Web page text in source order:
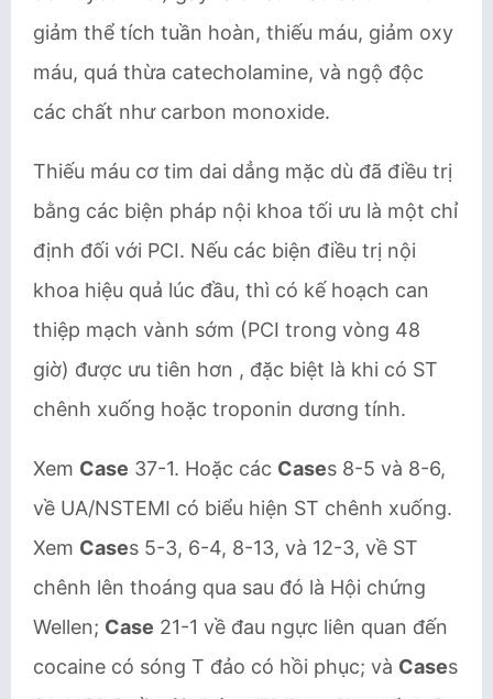
giảm thể tích tuần hoàn, thiếu máu, giảm oxy
máu, quá thừa catecholamine, và ngộ độc
các chất như carbon monoxide.
Thiếu máu cơ tim dai dẳng mặc dù đã điều trị
bằng các biện pháp nội khoa tối ưu là một chỉ
định đối với PCI. Nếu các biện điều trị nội
khoa hiệu quả lúc đầu, thì có kế hoạch can
thiệp mạch vành sớm (PCI trong vòng 48
giờ) được ưu tiên hơn , đặc biệt là khi có ST
chênh xuống hoặc troponin dương tính.
Xem Case 37-1. Hoặc các Cases 8-5 và 8-6,
về UA/NSTEMI có biểu hiện ST chênh xuống.
Xem Cases 5-3, 6-4, 8-13, và 12-3, về ST
chênh lên thoáng qua sau đó là Hội chứng
Wellen; Case 21-1 về đau ngực liên quan đến
cocaine có sóng T đảo có hồi phục; và Cases